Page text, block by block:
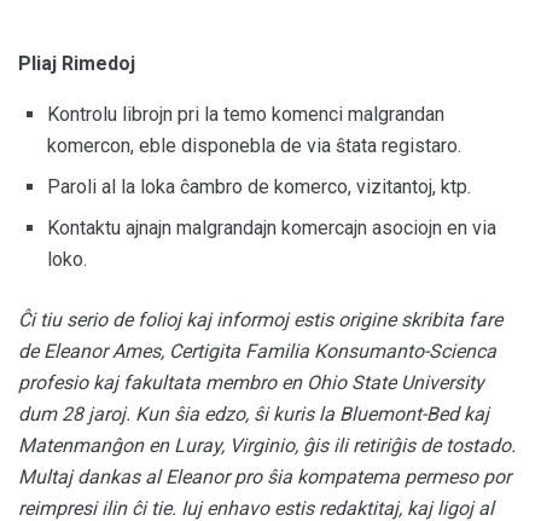
Pliaj Rimedoj
Kontrolu librojn pri la temo komenci malgrandan
komercon, eble disponebla de via ŝtata registaro.
Paroli al la loka ĉambro de komerco, vizitantoj, ktp.
Kontaktu ajnajn malgrandajn komercajn asociojn en via
loko.
Ĉi tiu serio de folioj kaj informoj estis origine skribita fare
de Eleanor Ames, Certigita Familia Konsumanto-Scienca
profesio kaj fakultata membro en Ohio State University
dum 28 jaroj. Kun ŝia edzo, ŝi kuris la Bluemont-Bed kaj
Matenmanĝon en Luray, Virginio, ĝis ili retiriĝis de tostado.
Multaj dankas al Eleanor pro ŝia kompatema permeso por
reimpresi ilin ĉi tie. Iuj enhavo estis redaktitaj, kaj ligoj al